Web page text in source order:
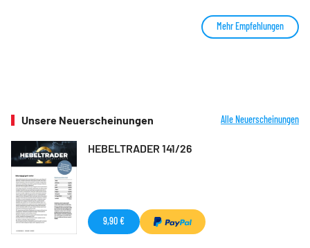
Mehr Empfehlungen
Unsere Neuerscheinungen Alle Neuerscheinungen
HEBELTRADER 141/26
9,90 €